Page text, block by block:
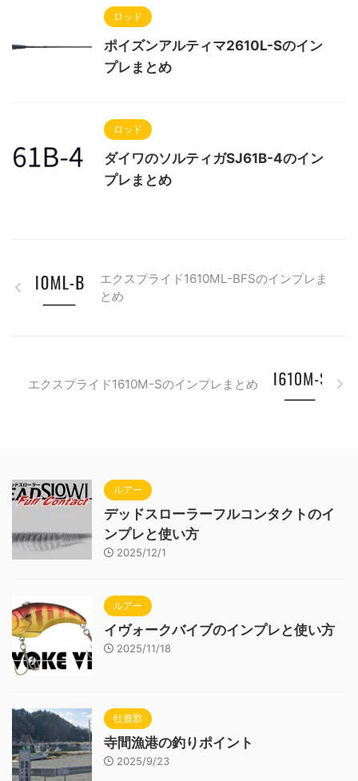
ロッド
ポイズンアルティマ2610L-Sのイン
プレまとめ
ロッド
ダイワのソルティガSJ61B-4のイン
プレまとめ
エクスプライド1610ML-BFSのインプレま
とめ
エクスプライド1610M-Sのインプレまとめ
ルアー
デッドスローラーフルコンタクトのイ
ンプレと使い方
2025/12/1
ルアー
イヴォークバイブのインプレと使い方
2025/11/18
牡鹿郡
寺間漁港の釣りポイント
2025/9/23